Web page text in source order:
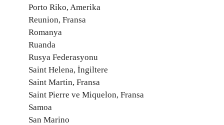
Porto Riko, Amerika
Reunion, Fransa
Romanya
Ruanda
Rusya Federasyonu
Saint Helena, İngiltere
Saint Martin, Fransa
Saint Pierre ve Miquelon, Fransa
Samoa
San Marino